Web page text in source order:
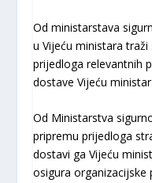
Od ministarstava
u Vijeću ministara
prijedloga relevantnih
dostave Vijeću
Od Ministarstva
pripremu prijedloga
dostavi ga Vijeću
osigura